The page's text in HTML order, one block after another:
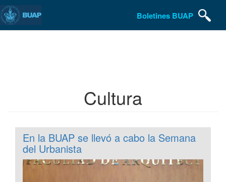
Boletines BUAP
Cultura
En la BUAP se llevó a cabo la Semana
del Urbanista